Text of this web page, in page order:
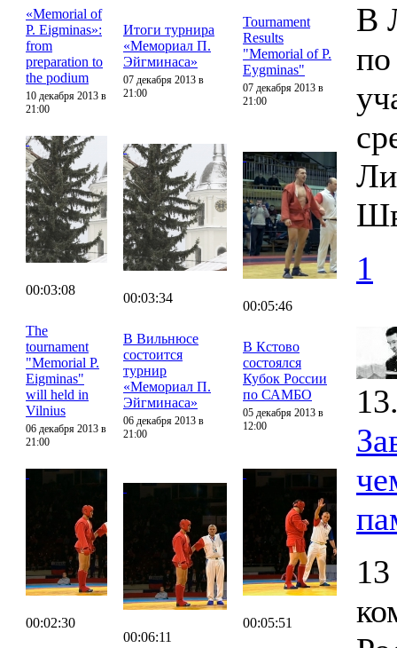
«Memorial of
P. Eigminas»:
from
preparation to
the podium
10 декабря 2013 в
21:00
Итоги турнира
«Мемориал П.
Эйгминаса»
07 декабря 2013 в
21:00
Tournament
Results
"Memorial of P.
Eygminas"
07 декабря 2013 в
21:00
00:03:08
The
tournament
"Memorial P.
Eigminas"
will held in
Vilnius
06 декабря 2013 в
21:00
00:03:34
В Вильнюсе
состоится
турнир
«Мемориал П.
Эйгминаса»
06 декабря 2013 в
21:00
00:05:46
В Кстово
состоялся
Кубок России
по САМБО
05 декабря 2013 в
12:00
00:02:30
00:06:11
00:05:51
В
1